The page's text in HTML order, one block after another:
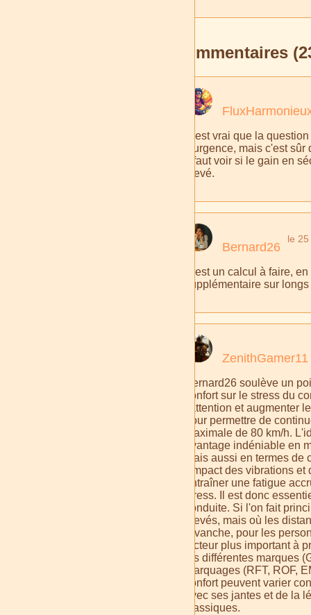
Commentaires
C'est vrai que la
d'urgence, mais c'est
il faut voir si le gain en
élevé.
Bernard26
le
C'est un calcul à faire,
supplémentaire sur
ZenithGamer11
Bernard26 soulève un
confort sur le stress du
l'attention et augmenter
pour permettre de
maximale de 80 km/h.
avantage indéniable en
mais aussi en termes
l'impact des vibrations
entraîner une fatigue
stress. Il est donc
conduite. Si l'on fait
élevés, mais où les
revanche, pour les
facteur plus important à
les différentes marques
marquages (RFT, ROF,
confort peuvent varier
avec ses jantes et de la
classiques.